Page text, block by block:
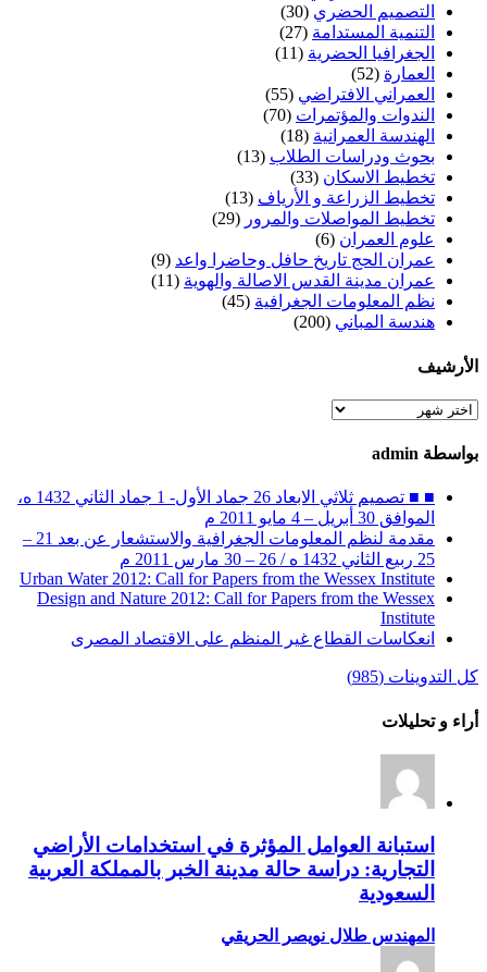
التصميم الحضري (30)
التنمية المستدامة (27)
الجغرافيا الحضرية (11)
العمارة (52)
العمراني الافتراضي (55)
الندوات والمؤتمرات (70)
الهندسة العمرانية (18)
بحوث ودراسات الطلاب (13)
تخطيط الاسكان (33)
تخطيط الزراعة و الأرياف (13)
تخطيط المواصلات والمرور (29)
علوم العمران (6)
عمران الحج تاريخ حافل وحاضرا واعد (9)
عمران مدينة القدس الاصالة والهوية (11)
نظم المعلومات الجغرافية (45)
هندسة المباني (200)
الأرشيف
الأرشيف
بواسطة admin
■ ■ تصميم ثلاثي الابعاد 26 جماد الأول- 1 جماد الثاني 1432 ه،
الموافق 30 أبريل – 4 مايو 2011 م
مقدمة لنظم المعلومات الجغرافية والاستشعار عن بعد 21 –
25 ربيع الثاني 1432 ه / 26 – 30 مارس 2011 م
Urban Water 2012: Call for Papers from the Wessex Institute
Design and Nature 2012: Call for Papers from the Wessex
Institute‏
انعكاسات القطاع غير المنظم على الاقتصاد المصرى
كل التدوينات (985)
أراء و تحليلات
استبانة العوامل المؤثرة في استخدامات الأراضي
التجارية: دراسة حالة مدينة الخبر بالمملكة العربية
السعودية
المهندس طلال نويصر الحريقي